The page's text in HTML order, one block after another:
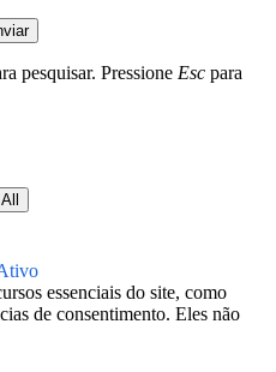
pesquisar. Pressione Esc para
essenciais do site, como
de consentimento. Eles não